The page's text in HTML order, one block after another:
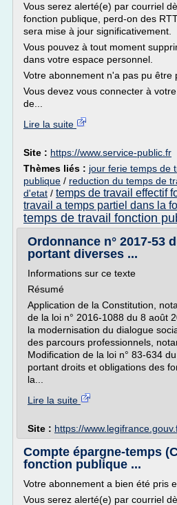
Vous serez alerté(e) par courriel
fonction publique, perd-on des
sera mise à jour significativement.
Vous pouvez à tout moment
dans votre espace personnel.
Votre abonnement n'a pas pu être
Vous devez vous connecter à
de...
Lire la suite
Site : https://www.service-public.fr
Thèmes liés : jour ferie temps de
publique / reduction du temps de
d'etat / temps de travail effectif
travail a temps partiel dans la
temps de travail fonction
Ordonnance n° 2017-53
portant diverses ...
Informations sur ce texte
Résumé
Application de la Constitution,
de la loi n° 2016-1088 du 8 août
la modernisation du dialogue
des parcours professionnels,
Modification de la loi n° 83-634
portant droits et obligations des
la...
Lire la suite
Site : https://
Compte épargne-temps
fonction publique ...
Votre abonnement a bien été pris
Vous serez alerté(e) par courriel